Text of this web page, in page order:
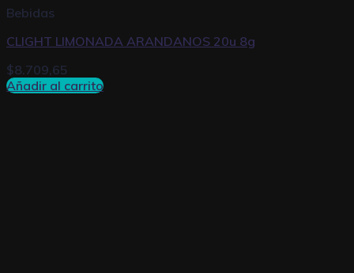
Bebidas
CLIGHT LIMONADA ARANDANOS 20u 8g
$8.709,65
Añadir al carrito